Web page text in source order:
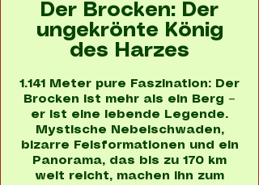
Der Brocken: Der
ungekrönte König
des Harzes
1.141 Meter pure Faszination: Der
Brocken ist mehr als ein Berg –
er ist eine lebende Legende.
Mystische Nebelschwaden,
bizarre Felsformationen und ein
Panorama, das bis zu 170 km
weit reicht, machen ihn zum